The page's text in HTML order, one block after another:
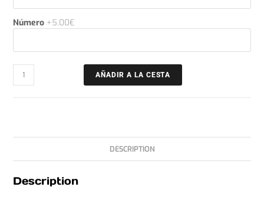
Número +5.00€
AÑADIR A LA CESTA
DESCRIPTION
Description